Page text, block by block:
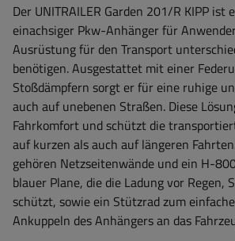
Der UNITRAILER Garden 201/R KIPP ist
einachsiger Pkw-Anhänger für
Ausrüstung für den Transport
benötigen. Ausgestattet mit einer
Stoßdämpfern sorgt er für eine ruhige
auch auf unebenen Straßen. Diese
Fahrkomfort und schützt die
auf kurzen als auch auf längeren
gehören Netzseitenwände und ein H-
blauer Plane, die die Ladung vor Regen,
schützt, sowie ein Stützrad zum
Ankuppeln des Anhängers an das